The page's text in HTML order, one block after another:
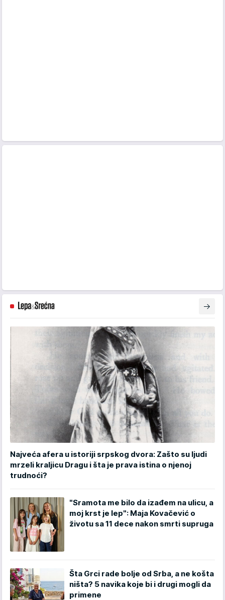
Najveća afera u istoriji srpskog dvora: Zašto su ljudi
mrzeli kraljicu Dragu i šta je prava istina o njenoj
trudnoći?
"Sramota me bilo da izađem na ulicu, a
moj krst je lep": Maja Kovačević o
životu sa 11 dece nakon smrti supruga
Šta Grci rade bolje od Srba, a ne košta
ništa? 5 navika koje bi i drugi mogli da
primene